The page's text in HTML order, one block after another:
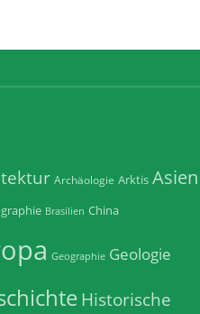
Archäologie Arktis Asien
Brasilien China
Geographie Geologie
Historische